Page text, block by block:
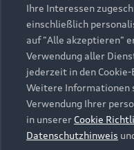
Elektromodelle
Plug-in-Hybride
Gebrauchtwagensuche
Gebrauchtwagen
Finanzierung
Aktionen & Angebote
Geschäftskunden
Saisonale Angebote
Audi Services
Garantie
Audi digital services
myAudi
Support
Kundenservice
Händlersuche
Audi Code
Über Audi
Unternehmen
Karriere
Ihre Interessen
einschließlich
auf "Alle akzeptieren"
Verwendung aller
jederzeit in den
Weitere Informationen
Verwendung Ihrer
in unserer Cookie
Datenschutzhinweis